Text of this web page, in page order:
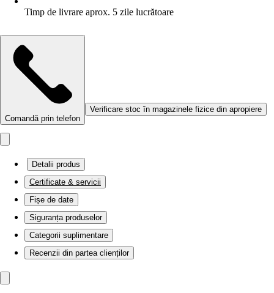
Timp de livrare aprox. 5 zile lucrătoare
Comandă prin telefon
Verificare stoc în magazinele fizice din apropiere
Detalii produs
Certificate & servicii
Fișe de date
Siguranța produselor
Categorii suplimentare
Recenzii din partea clienților